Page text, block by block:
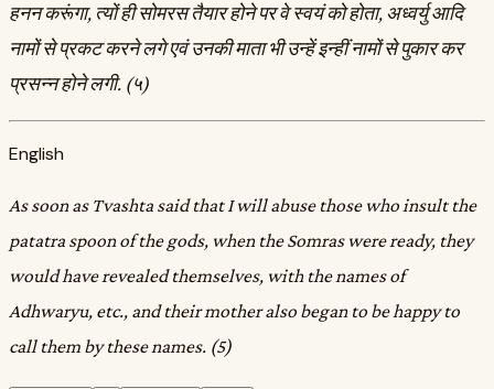
हनन करूंगा, त्यों ही सोमरस तैयार होने पर वे स्वयं को होता, अध्वर्यु आदि
नामों से प्रकट करने लगे एवं उनकी माता भी उन्हें इन्हीं नामों से पुकार कर
प्रसन्न होने लगी. (५)
English
As soon as Tvashta said that I will abuse those who insult the
patatra spoon of the gods, when the Somras were ready, they
would have revealed themselves, with the names of
Adhwaryu, etc., and their mother also began to be happy to
call them by these names. (5)